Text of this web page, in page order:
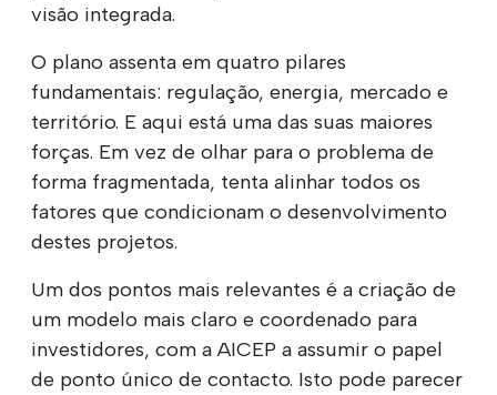
visão integrada.
O plano assenta em quatro pilares
fundamentais: regulação, energia, mercado e
território. E aqui está uma das suas maiores
forças. Em vez de olhar para o problema de
forma fragmentada, tenta alinhar todos os
fatores que condicionam o desenvolvimento
destes projetos.
Um dos pontos mais relevantes é a criação de
um modelo mais claro e coordenado para
investidores, com a AICEP a assumir o papel
de ponto único de contacto. Isto pode parecer